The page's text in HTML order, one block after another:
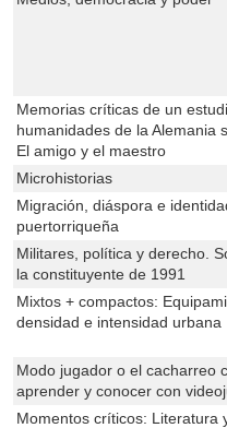
Memorias críticas de un
humanidades de la Alemania
El amigo y el maestro
Microhistorias
Migración, diáspora e
puertorriqueña
Militares, política y derecho.
la constituyente de 1991
Mixtos + compactos:
densidad e intensidad urbana
Modo jugador o el cacharreo
aprender y conocer con
Momentos críticos: Literatura